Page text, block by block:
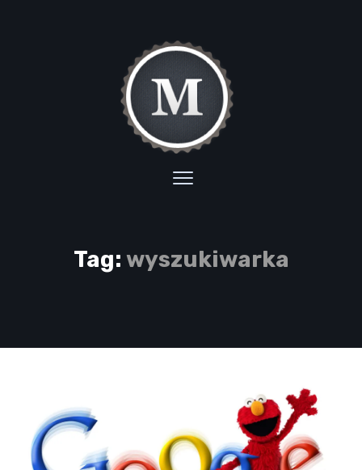
Tag: wyszukiwarka